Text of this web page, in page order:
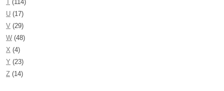
T (114)
U (17)
V (29)
W (48)
X (4)
Y (23)
Z (14)